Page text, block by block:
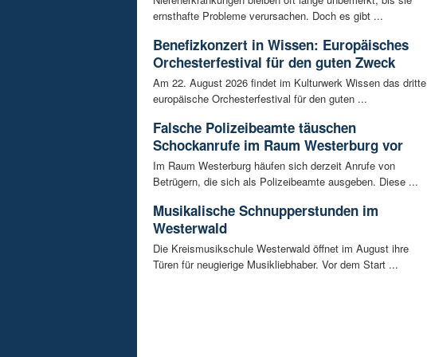
ernsthafte Probleme verursachen. Doch es gibt ...
Benefizkonzert in Wissen: Europäisches
Orchesterfestival für den guten Zweck
Am 22. August 2026 findet im Kulturwerk Wissen das dritte
europäische Orchesterfestival für den guten ...
Falsche Polizeibeamte täuschen
Schockanrufe im Raum Westerburg vor
Im Raum Westerburg häufen sich derzeit Anrufe von
Betrügern, die sich als Polizeibeamte ausgeben. Diese ...
Musikalische Schnupperstunden im
Westerwald
Die Kreismusikschule Westerwald öffnet im August ihre
Türen für neugierige Musikliebhaber. Vor dem Start ...